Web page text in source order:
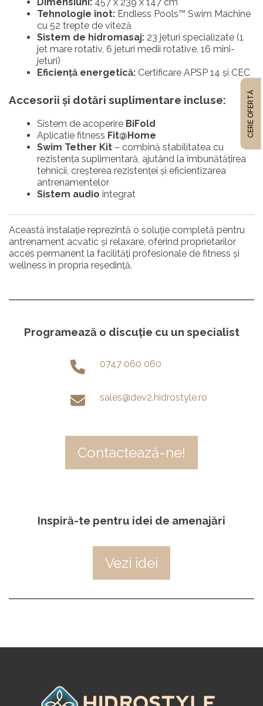
Tehnologie înot: Endless Pools™ Swim Machine
cu 52 trepte de viteză
Sistem de hidromasaj: 23 jeturi specializate (1
jet mare rotativ, 6 jeturi medii rotative, 16 mini-
jeturi)
Eficiență energetică: Certificare APSP 14 și CEC
Accesorii și dotări suplimentare incluse:
Sistem de acoperire BiFold
Aplicatie fitness Fit@Home
Swim Tether Kit – combină stabilitatea cu
rezistența suplimentară, ajutând la îmbunătățirea
tehnicii, creșterea rezistenței și eficientizarea
antrenamentelor
Sistem audio integrat
Această instalație reprezintă o soluție completă pentru
antrenament acvatic și relaxare, oferind proprietarilor
acces permanent la facilități profesionale de fitness și
wellness în propria reședință.
Programează o discuție cu un specialist
0747 060 060
sales@dev2.hidrostyle.ro
Contactează-ne!
Inspiră-te pentru idei de amenajări
Vezi idei
CERE OFERTĂ